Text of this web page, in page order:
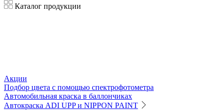
Каталог продукции
Акции
Подбор цвета с помощью спектрофотометра
Автомобильная краска в баллончиках
Автокраска ADI UPP и NIPPON PAINT